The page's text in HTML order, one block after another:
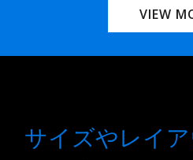
VIEW
サイズやレイ